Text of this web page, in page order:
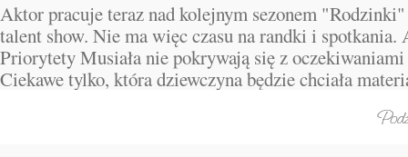
Aktor pracuje teraz nad kolejnym sezonem
talent show. Nie ma więc czasu na randki i spotkania.
Priorytety Musiała nie pokrywają się z
Ciekawe tylko, która dziewczyna będzie chciała